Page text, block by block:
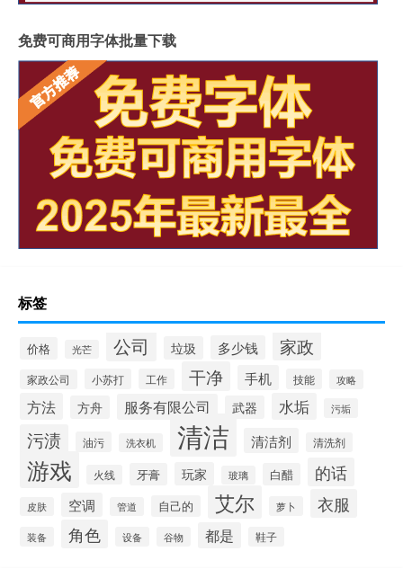
免费可商用字体批量下载
标签
价格 光芒 公司 垃圾 多少钱 家政
家政公司 小苏打 工作 干净 手机 技能 攻略
方法 方舟 服务有限公司 武器 水垢 污垢
污渍 油污 洗衣机 清洁 清洁剂 清洗剂
游戏 火线 牙膏 玩家 玻璃 白醋 的话
皮肤 空调 管道 自己的 艾尔 萝卜 衣服
装备 角色 设备 谷物 都是 鞋子